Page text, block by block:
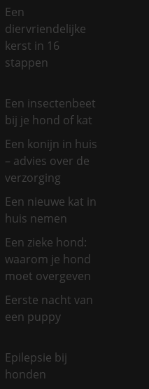
Een
diervriendelijke
kerst in 16
stappen
Een insectenbeet
bij je hond of kat
Een konijn in huis
– advies over de
verzorging
Een nieuwe kat in
huis nemen
Een zieke hond:
waarom je hond
moet overgeven
Eerste nacht van
een puppy
Epilepsie bij
honden